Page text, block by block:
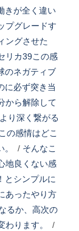
きが全く違い
プグレードす
ングさせた
リカ39この感
のネガティブ
に必ず突き当
から解除して
り深く繋がる
の感情はどこ
/ そんなこ
地良くない感
とシンプルに
あったやり方
るか、高次の
わります。
/